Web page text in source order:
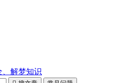
解梦知识